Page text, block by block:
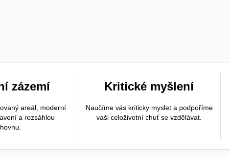
zázemí
areál, moderní
a rozsáhlou
Kritické myšlení
Naučíme vás kriticky myslet a podpoříme
vaši celoživotní chuť se vzdělávat.